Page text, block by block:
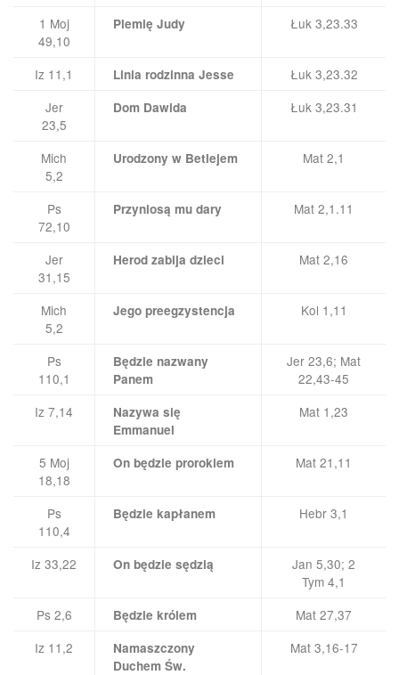
1 Moj
49,10
Plemię Judy Łuk 3,23.33
Iz 11,1 Linia rodzinna Jesse
Łuk 3,23.32
Jer
23,5
Dom Dawida Łuk 3,23.31
Mich
5,2
Urodzony w Betlejem Mat 2,1
Ps
72,10
Przyniosą mu dary Mat 2,1.11
Jer
31,15
Herod zabija dzieci Mat 2,16
Mich
5,2
Jego preegzystencja Kol 1,11
Ps
110,1
Będzie nazwany
Panem
Jer 23,6; Mat
22,43-45
Iz 7,14
Nazywa się
Emmanuel
Mat 1,23
5 Moj
18,18
On będzie prorokiem Mat 21,11
Ps
110,4
Będzie kapłanem Hebr 3,1
Iz 33,22 On będzie sędzią
Jan 5,30; 2
Tym 4,1
Ps 2,6
Będzie królem
Mat 27,37
Iz 11,2
Namaszczony
Duchem Św.
Mat 3,16-17